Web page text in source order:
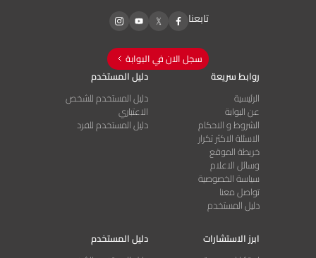
تابعنا
سجل الان في البوابة
روابط سريعة
الرئيسية
عن البوابة
الشروط و الاحكام
الاسئلة الاكثر تكرار
خريطة الموقع
وسائل الاعلام
سياسة الخصوصية
تواصل معنا
دليل المستخدم
دليل المستخدم
دليل المستخدم للشخص
الاعتباري
دليل المستخدم للفرد
ابرز الاستشارات
دليل المستخدم